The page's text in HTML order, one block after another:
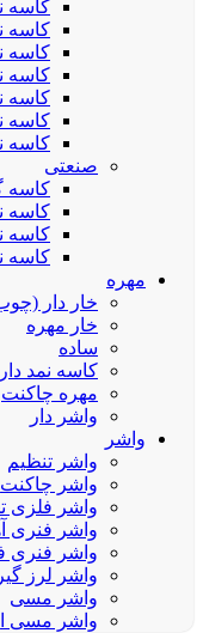
کاسه
کاسه
کاسه
کاسه
کاسه
کاسه
کاسه
صنعتی
کاسه
کاسه
کاسه
کاسه
مهره
خار دار
خار مهره
ساده
کاسه نمد دار
مهره چاکنت
واشر دار
واشر
واشر تنظیم
واشر چاکنت
واشر فلزی
واشر فنری
واشر فنری
واشر لرز
واشر مسی
واشر مسی